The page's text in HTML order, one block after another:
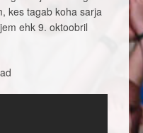
kes tagab koha sarja
ehk 9. oktoobril